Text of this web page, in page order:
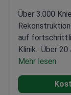
Über 3.000
auf
Klinik. Über 20
Chirurgie und
der European
Mehr lesen